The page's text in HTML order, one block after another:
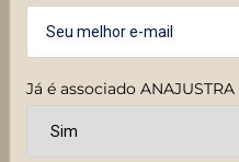
Já é associado ANAJUSTRA